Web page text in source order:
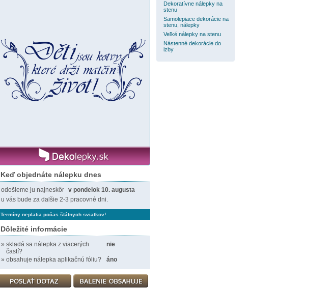
Keď objednáte nálepku dnes
odošleme ju najneskôr v pondelok 10. augusta
u vás bude za dalšie 2-3 pracovné dni.
Termíny neplatia počas štátnych sviatkov!
Dôležité informácie
» skladá sa nálepka z viacerých
častí?
nie
» obsahuje nálepka aplikačnú fóliu? áno
Dekoratívne nálepky na
stenu
Samolepiace dekorácie na
stenu, nálepky
Veľké nálepky na stenu
Nástenné dekorácie do
izby